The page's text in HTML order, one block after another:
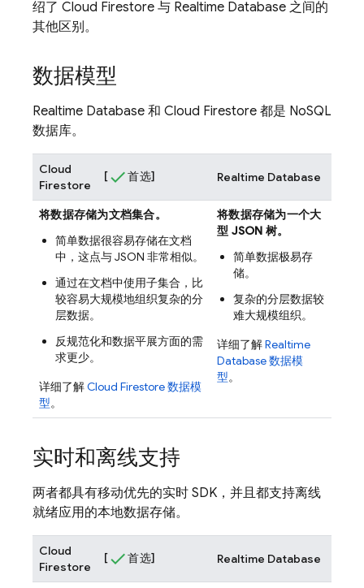
绍了 Cloud Firestore 与 Realtime Database 之间的
其他区别。
数据模型
Realtime Database 和 Cloud Firestore 都是 NoSQL
数据库。
Cloud
Firestore
[ 首选] Realtime Database
将数据存储为文档集合。
简单数据很容易存储在文档
中，这点与 JSON 非常相似。
通过在文档中使用子集合，比
较容易大规模地组织复杂的分
层数据。
反规范化和数据平展方面的需
求更少。
详细了解Cloud Firestore数据模
型。
将数据存储为一个大
型 JSON 树。
简单数据极易存
储。
复杂的分层数据较
难大规模组织。
详细了解Realtime
Database数据模
型。
实时和离线支持
两者都具有移动优先的实时 SDK，并且都支持离线
就绪应用的本地数据存储。
Cloud
Firestore
[ 首选] Realtime Database